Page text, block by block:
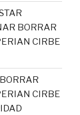
BORRAR
CIRBE
CIRBE